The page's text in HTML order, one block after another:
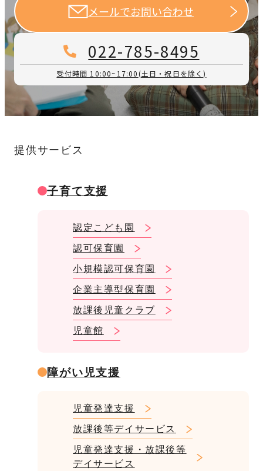
メールでお問い合わせ
022-785-8495
受付時間 10:00~17:00(土日・祝日を除く)
提供サービス
子育て支援
認定こども園
認可保育園
小規模認可保育園
企業主導型保育園
放課後児童クラブ
児童館
障がい児支援
児童発達支援
放課後等デイサービス
児童発達支援・放課後等
デイサービス